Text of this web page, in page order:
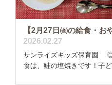
【2月27日㈮の給食・お
2026.02.27
サンライズキッズ保育園
食は、鮭の塩焼きです！子